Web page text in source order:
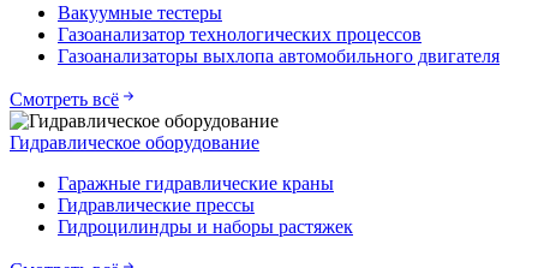
Вакуумные тестеры
Газоанализатор технологических процессов
Газоанализаторы выхлопа автомобильного двигателя
Смотреть всё
Гидравлическое оборудование
Гаражные гидравлические краны
Гидравлические прессы
Гидроцилиндры и наборы растяжек